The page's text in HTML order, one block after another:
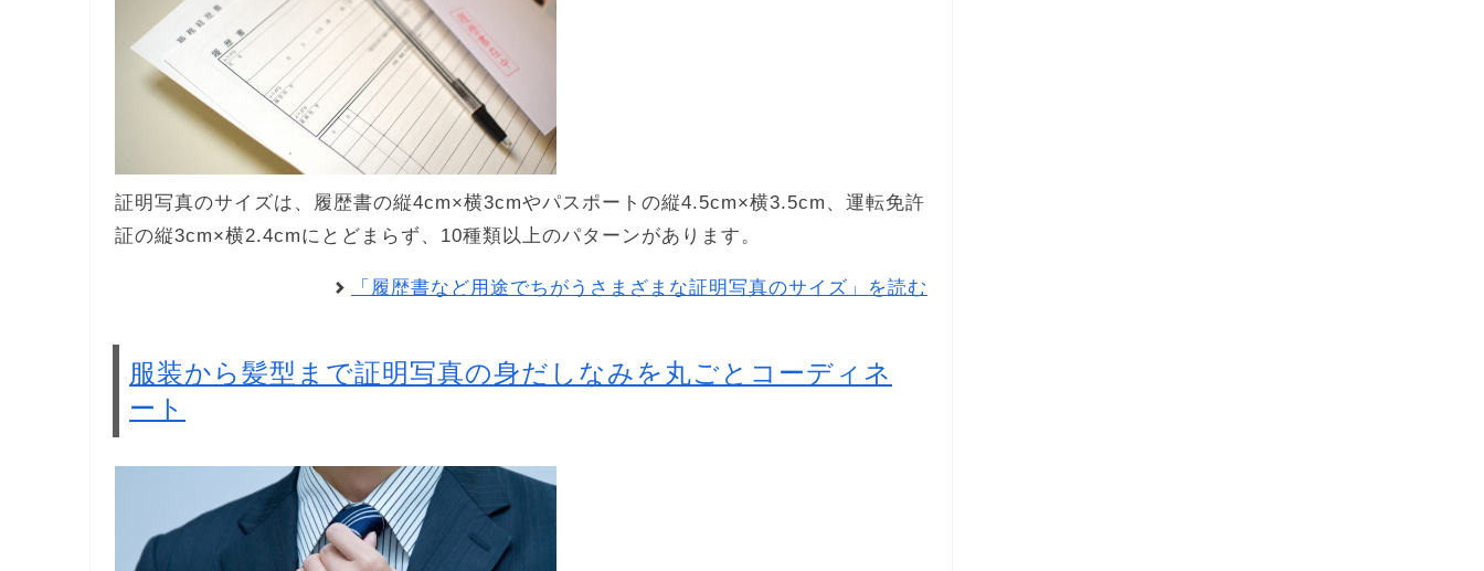
証明写真のサイズは、履歴書の縦4cm×横3cmやパスポートの縦4.5cm×横3.5cm、運転免許
証の縦3cm×横2.4cmにとどまらず、10種類以上のパターンがあります。
「履歴書など用途でちがうさまざまな証明写真のサイズ」を読む
服装から髪型まで証明写真の身だしなみを丸ごとコーディネ
ート